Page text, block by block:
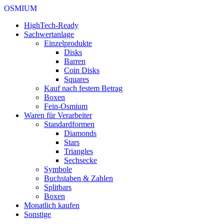
OSMIUM
HighTech-Ready
Sachwertanlage
Einzelprodukte
Disks
Barren
Coin Disks
Squares
Kauf nach festem Betrag
Boxen
Fein-Osmium
Waren für Verarbeiter
Standardformen
Diamonds
Stars
Triangles
Sechsecke
Symbole
Buchstaben & Zahlen
Splitbars
Boxen
Monatlich kaufen
Sonstige